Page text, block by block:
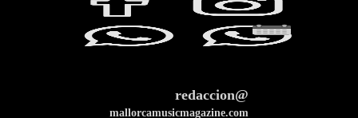
redaccion@
mallorcamusicmagazine.com